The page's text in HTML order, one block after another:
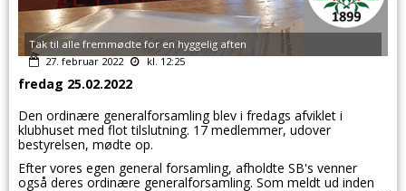
Tak til alle fremmødte for en hyggelig aften
27. februar 2022
kl. 12:25
fredag 25.02.2022
Den ordinære generalforsamling blev i fredags afviklet i
klubhuset med flot tilslutning. 17 medlemmer, udover
bestyrelsen, mødte op.
Efter vores egen general forsamling, afholdte SB's venner
også deres ordinære generalforsamling. Som meldt ud inden